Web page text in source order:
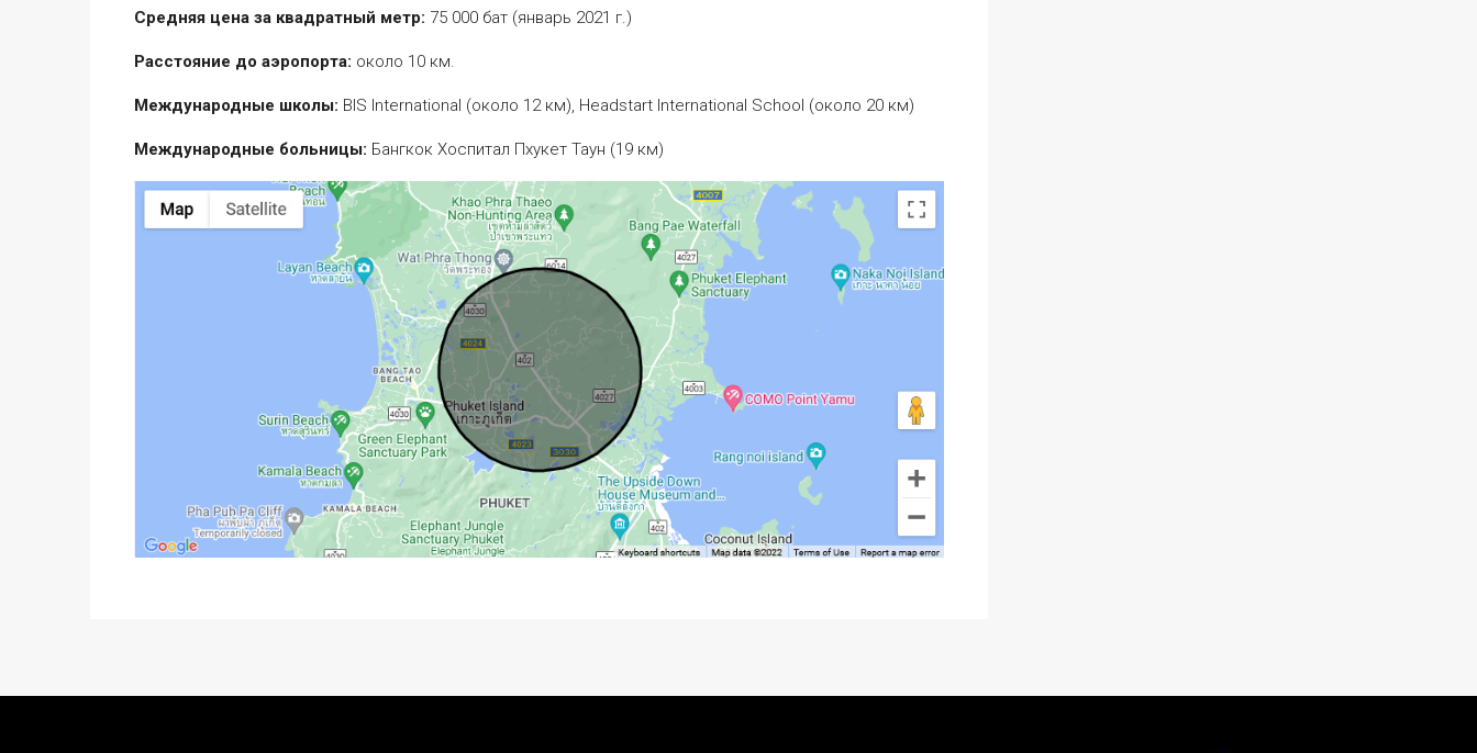
Средняя цена за квадратный метр: 75 000 бат (январь 2021 г.)
Расстояние до аэропорта: около 10 км.
Международные школы: BIS International (около 12 км), Headstart International School (около 20 км)
Международные больницы: Бангкок Хоспитал Пхукет Таун (19 км)